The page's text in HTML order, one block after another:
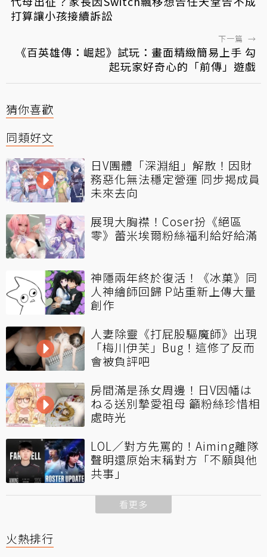
打算讓小孩接續訴訟
下一篇 →
《百英雄傳：崛起》試玩：畫面精緻簡易上手 勾
起玩家好奇心的「前傳」遊戲
猜你喜歡
同類好文
日V團體「深淵組」解散！因財
務惡化無法穩定營運 同步揭成員
未來去向
展現大胸襟！Coser扮《絕區
零》蕾米埃爾粉絲福利給好給滿
神隱兩年終於復活！《冰菓》同
人神繪師回歸 P站重新上傳大量
創作
人妻除靈《打屁股驅魔師》出現
「梅川伊芙」Bug！這修了反而
會被負評吧
房間滿是孫女周邊！日V因幡は
ねる送別摯愛祖母 籲粉絲珍惜相
處時光
LOL／對方先罵的！Aiming離隊
聲明還原始末稱對方「不願與他
共事」
看更多
火熱排行